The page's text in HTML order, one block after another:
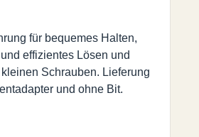
für bequemes Halten,
effizientes Lösen und
Schrauben. Lieferung
und ohne Bit.